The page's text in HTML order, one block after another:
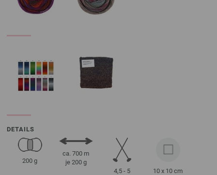
DETAILS
200 g
ca. 700 m
je 200 g
4,5 - 5
10 x 10 cm